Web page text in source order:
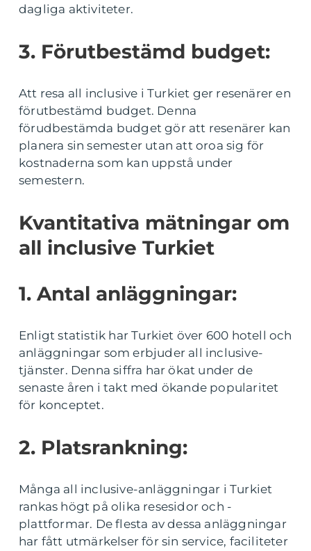
dagliga aktiviteter.
3. Förutbestämd budget:
Att resa all inclusive i Turkiet ger resenärer en
förutbestämd budget. Denna
förudbestämda budget gör att resenärer kan
planera sin semester utan att oroa sig för
kostnaderna som kan uppstå under
semestern.
Kvantitativa mätningar om
all inclusive Turkiet
1. Antal anläggningar:
Enligt statistik har Turkiet över 600 hotell och
anläggningar som erbjuder all inclusive-
tjänster. Denna siffra har ökat under de
senaste åren i takt med ökande popularitet
för konceptet.
2. Platsrankning:
Många all inclusive-anläggningar i Turkiet
rankas högt på olika resesidor och -
plattformar. De flesta av dessa anläggningar
har fått utmärkelser för sin service, faciliteter